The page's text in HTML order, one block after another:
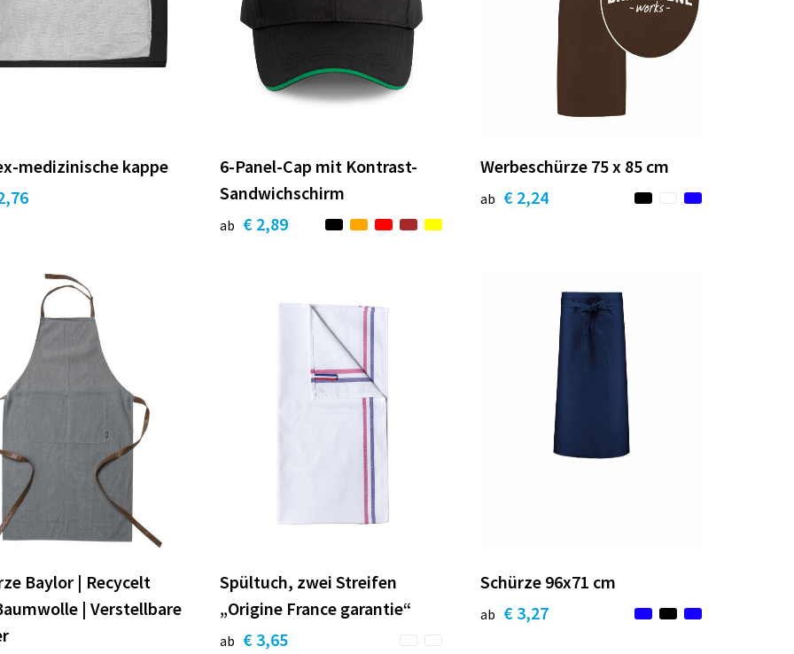
medizinische kappe
6-Panel-Cap mit Kontrast-
Sandwichschirm
ab € 2,89
Werbeschürze 75 x 85 cm
ab € 2,24
Baylor | Recycelt
| Verstellbare
Spültuch, zwei Streifen
„Origine France garantie“
ab € 3,65
Schürze 96x71 cm
ab € 3,27